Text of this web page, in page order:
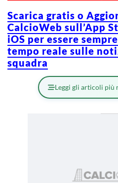
Scarica gratis o
CalcioWeb sull’App
iOS per essere
tempo reale sulle
squadra
Leggi gli articoli più